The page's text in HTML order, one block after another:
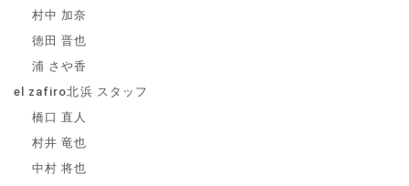
村中 加奈
徳田 晋也
浦 さや香
el zafiro北浜 スタッフ
橋口 直人
村井 竜也
中村 将也